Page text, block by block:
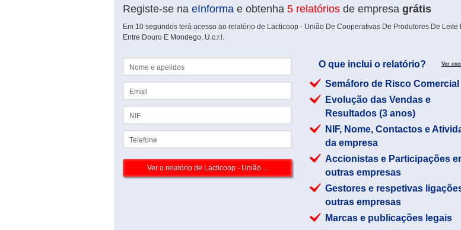
Registe-se na eInforma e obtenha 5 relatórios de empresa grátis
Em 10 segundos terá acesso ao relatório de Lacticoop - União De Cooperativas De Produtores De Leite
Entre Douro E Mondego, U.c.r.l.
O que inclui o relatório? Ver
Semáforo de Risco Comercial
Evolução das Vendas e
Resultados (3 anos)
NIF, Nome, Contactos e
da empresa
Accionistas e Participações
outras empresas
Gestores e respetivas
outras empresas
Marcas e publicações legais